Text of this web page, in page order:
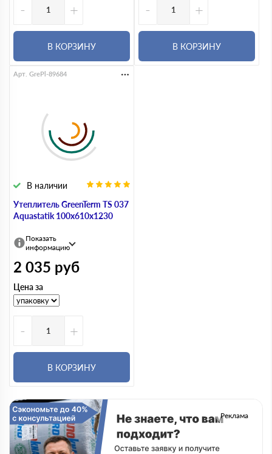
- +
В КОРЗИНУ
- +
В КОРЗИНУ
Утеплитель GreenTerm TS 037
Aquastatik 100х610х1230
В наличии
Арт. GrePl-89684
Показать
информацию
2 035 руб
Цена за
- +
В КОРЗИНУ
Реклама